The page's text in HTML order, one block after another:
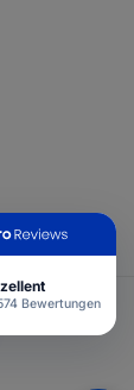
Bewertungen